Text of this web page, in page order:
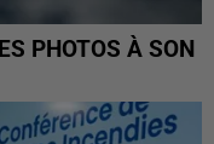
PHOTOS À SON